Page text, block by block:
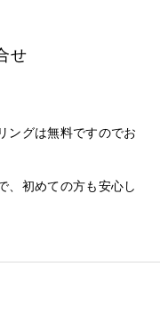
せ
ングは無料ですのでお
、初めての方も安心し